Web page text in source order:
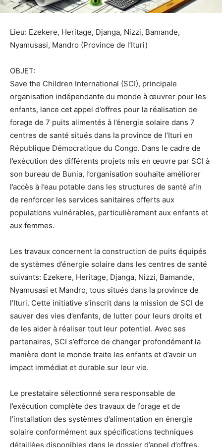
Lieu: Ezekere, Heritage, Djanga, Nizzi, Bamande,
Nyamusasi, Mandro (Province de l’Ituri)
OBJET:
Save the Children International (SCI), principale
organisation indépendante du monde à œuvrer pour les
enfants, lance cet appel d’offres pour la réalisation de
forage de 7 puits alimentés à l’énergie solaire dans 7
centres de santé situés dans la province de l’Ituri en
République Démocratique du Congo. Dans le cadre de
l’exécution des différents projets mis en œuvre par SCI à
son bureau de Bunia, l’organisation souhaite améliorer
l’accès à l’eau potable dans les structures de santé afin
de renforcer les services sanitaires offerts aux
populations vulnérables, particulièrement aux enfants et
aux femmes.
Les travaux concernent la construction de puits équipés
de systèmes d’énergie solaire dans les centres de santé
suivants: Ezekere, Heritage, Djanga, Nizzi, Bamande,
Nyamusasi et Mandro, tous situés dans la province de
l’Ituri. Cette initiative s’inscrit dans la mission de SCI de
sauver des vies d’enfants, de lutter pour leurs droits et
de les aider à réaliser tout leur potentiel. Avec ses
partenaires, SCI s’efforce de changer profondément la
manière dont le monde traite les enfants et d’avoir un
impact immédiat et durable sur leur vie.
Le prestataire sélectionné sera responsable de
l’exécution complète des travaux de forage et de
l’installation des systèmes d’alimentation en énergie
solaire conformément aux spécifications techniques
détaillées disponibles dans le dossier d’appel d’offres.